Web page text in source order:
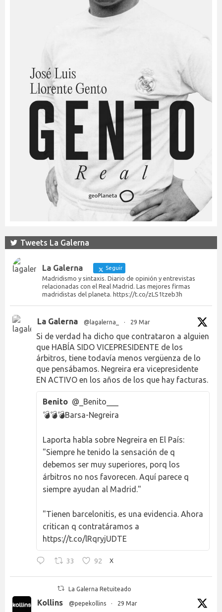
Tweets La Galerna
La Galerna Seguir
Madridismo y sintaxis. Diario de opinión y entrevistas
relacionadas con el Real Madrid. Las mejores firmas
madridistas del planeta. https://t.co/zLS1tzeb3h
La Galerna @lagalerna_ · 29 Mar
Si de verdad ha dicho que contrataron a alguien
que HABÍA SIDO VICEPRESIDENTE de los
árbitros, tiene todavía menos vergüenza de lo
que pensábamos. Negreira era vicepresidente
EN ACTIVO en los años de los que hay facturas.
Benito @_Benito___
💣💣💣Barsa-Negreira
Laporta habla sobre Negreira en El País:
"Siempre he tenido la sensación de q
debemos ser muy superiores, porq los
árbitros no nos favorecen. Aquí parece q
siempre ayudan al Madrid."
"Tienen barcelonitis, es una evidencia. Ahora
critican q contratáramos a
https://t.co/lRqryjUDTE
33 92 X
La Galerna Retuiteado
Kollins @pepekollins · 29 Mar